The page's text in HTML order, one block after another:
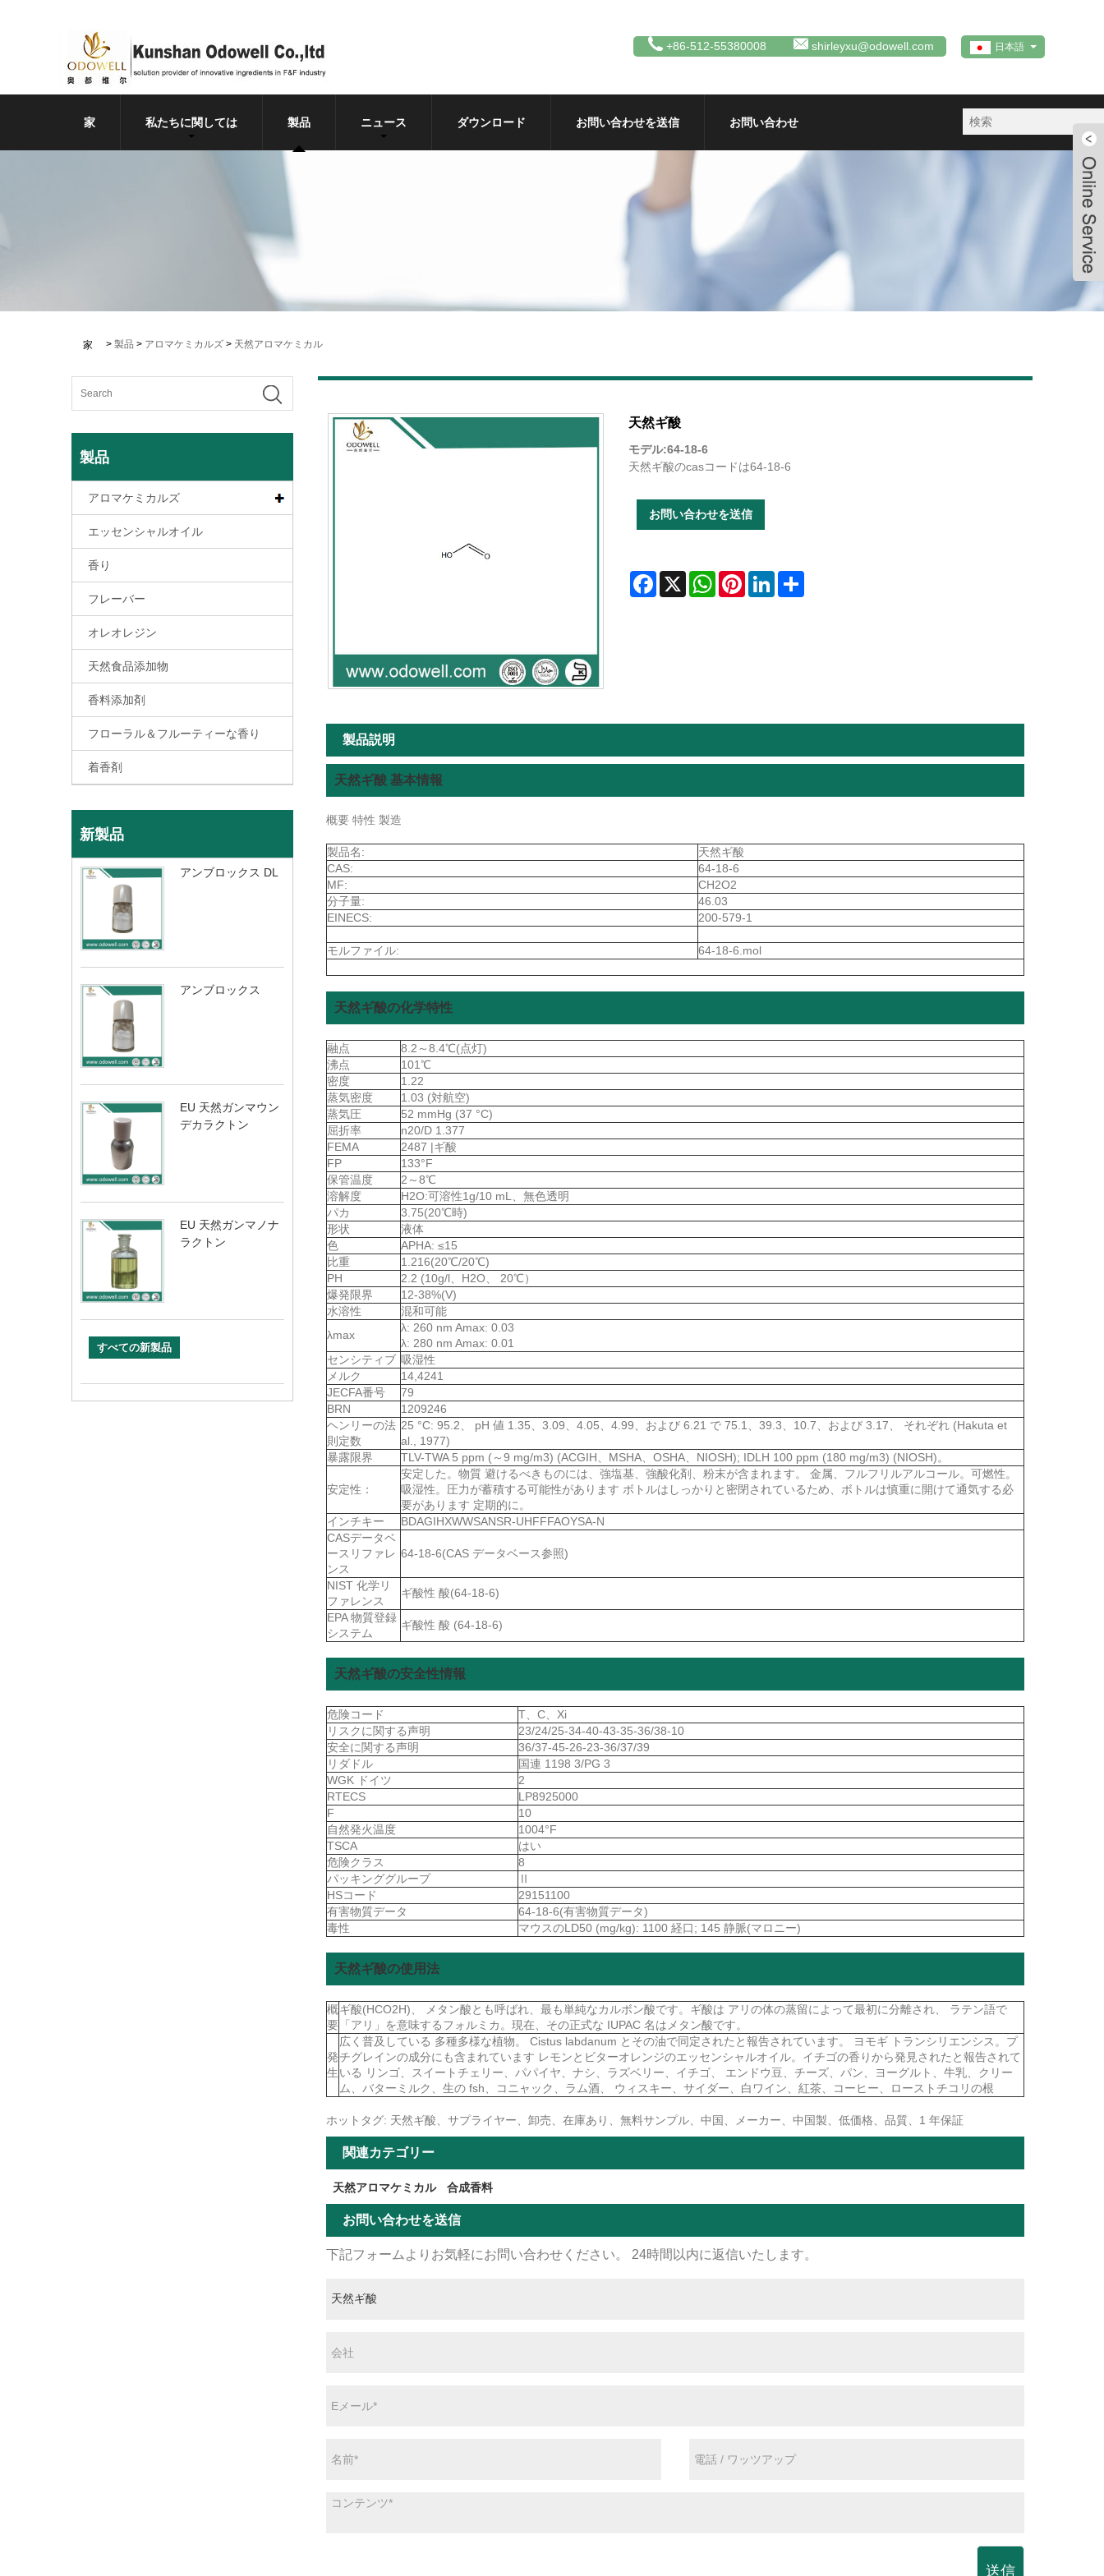
日本語
+86-512-55380008 shirleyxu@odowell.com
家 私たちに関しては 製品 ニュース ダウンロード お問い合わせを送信 お問い合わせ
家 > 製品 > アロマケミカルズ > 天然アロマケミカル
製品
アロマケミカルズ
エッセンシャルオイル
香り
フレーバー
オレオレジン
天然食品添加物
香料添加剤
フローラル＆フルーティーな香り
着香剤
新製品
アンブロックス DL
アンブロックス
EU 天然ガンマウン
デカラクトン
EU 天然ガンマノナ
ラクトン
すべての新製品
天然ギ酸
モデル:64-18-6
天然ギ酸のcasコードは64-18-6
お問い合わせを送信
Facebook
X WhatsAppPinterestLinkedInShare
製品説明
天然ギ酸 基本情報
概要 特性 製造
製品名:
天然ギ酸
CAS:
64-18-6
MF:
CH2O2
分子量:
46.03
EINECS:
200-579-1
モルファイル: 64-18-6.mol
天然ギ酸の化学特性
融点
8.2～8.4℃(点灯)
沸点
101℃
密度
1.22
蒸気密度
1.03 (対航空)
蒸気圧
52 mmHg (37 °C)
屈折率
n20/D 1.377
FEMA
2487 |ギ酸
FP
133°F
保管温度
2～8℃
溶解度
H2O:可溶性1g/10 mL、無色透明
パカ
3.75(20℃時)
形状
液体
色
APHA: ≤15
比重
1.216(20℃/20℃)
PH
2.2 (10g/l、H2O、 20℃）
爆発限界
12-38%(V)
水溶性
混和可能
λmax
λ: 260 nm Amax: 0.03
λ: 280 nm Amax: 0.01
センシティブ 吸湿性
メルク
14,4241
JECFA番号
79
BRN
1209246
ヘンリーの法
則定数
25 °C: 95.2、 pH 値 1.35、3.09、4.05、4.99、および 6.21 で 75.1、39.3、10.7、および 3.17、 それぞれ (Hakuta et
al., 1977)
暴露限界
TLV-TWA 5 ppm (～9 mg/m3) (ACGIH、MSHA、OSHA、NIOSH); IDLH 100 ppm (180 mg/m3) (NIOSH)。
安定性：
安定した。物質 避けるべきものには、強塩基、強酸化剤、粉末が含まれます。 金属、フルフリルアルコール。可燃性。
吸湿性。圧力が蓄積する可能性があります ボトルはしっかりと密閉されているため、ボトルは慎重に開けて通気する必
要があります 定期的に。
インチキー
BDAGIHXWWSANSR-UHFFFAOYSA-N
CASデータベ
ースリファレ
ンス
64-18-6(CAS データベース参照)
NIST 化学リ
ファレンス
ギ酸性 酸(64-18-6)
EPA 物質登録
システム
ギ酸性 酸 (64-18-6)
天然ギ酸の安全性情報
危険コード
T、C、Xi
リスクに関する声明
23/24/25-34-40-43-35-36/38-10
安全に関する声明
36/37-45-26-23-36/37/39
リダドル
国連 1198 3/PG 3
WGK ドイツ
2
RTECS
LP8925000
F
10
自然発火温度
1004°F
TSCA
はい
危険クラス
8
パッキンググループ
Ⅱ
HSコード
29151100
有害物質データ
64-18-6(有害物質データ)
毒性
マウスのLD50 (mg/kg): 1100 経口; 145 静脈(マロニー)
天然ギ酸の使用法
概
要
ギ酸(HCO2H)、 メタン酸とも呼ばれ、最も単純なカルボン酸です。ギ酸は アリの体の蒸留によって最初に分離され、 ラテン語で
「アリ」を意味するフォルミカ。現在、その正式な IUPAC 名はメタン酸です。
発
生
広く普及している 多種多様な植物。 Cistus labdanum とその油で同定されたと報告されています。 ヨモギ トランシリエンシス。プ
チグレインの成分にも含まれています レモンとビターオレンジのエッセンシャルオイル。イチゴの香りから発見されたと報告されて
いる リンゴ、スイートチェリー、パパイヤ、ナシ、ラズベリー、イチゴ、 エンドウ豆、チーズ、パン、ヨーグルト、牛乳、クリー
ム、バターミルク、生の fsh、コニャック、ラム酒、 ウィスキー、サイダー、白ワイン、紅茶、コーヒー、ローストチコリの根
ホットタグ: 天然ギ酸、サプライヤー、卸売、在庫あり、無料サンプル、中国、メーカー、中国製、低価格、品質、1 年保証
関連カテゴリー
天然アロマケミカル 合成香料
お問い合わせを送信
下記フォームよりお気軽にお問い合わせください。 24時間以内に返信いたします。
送信